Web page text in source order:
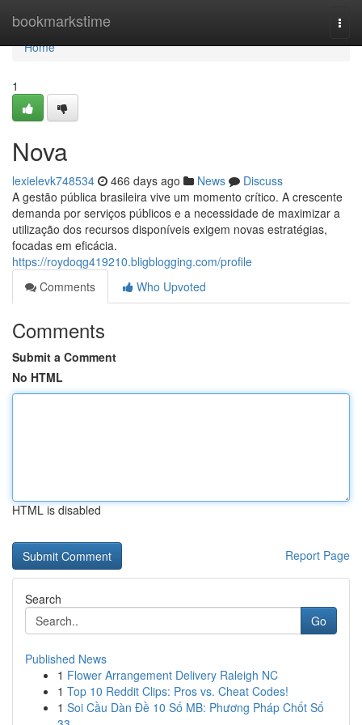
bookmarkstime
Home
Home
1
Nova
lexielevk748534 466 days ago News
Discuss
A gestão pública brasileira vive um momento crítico. A crescente
demanda por serviços públicos e a necessidade de maximizar a
utilização dos recursos disponíveis exigem novas estratégias,
focadas em eficácia.
https://roydoqg419210.bligblogging.com/profile
Comments
Who Upvoted
Comments
Submit a Comment
No HTML
HTML is disabled
Report Page
Search
Go
Published News
1 Flower Arrangement Delivery Raleigh NC
1 Top 10 Reddit Clips: Pros vs. Cheat Codes!
1 Soi Cầu Dàn Đề 10 Số MB: Phương Pháp Chốt Số